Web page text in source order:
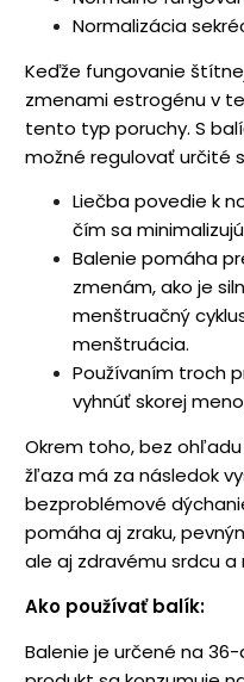
Normalizácia
Keďže fungovanie
zmenami estrogénu v
tento typ poruchy. S
možné regulovať určité
Liečba povedie k
čím sa
Balenie pomáha
zmenám, ako je
menštruačný
menštruácia.
Používaním troch
vyhnúť skorej
Okrem toho, bez
žľaza má za následok
bezproblémové
pomáha aj zraku,
ale aj zdravému srdcu a
Ako používať balík:
Balenie je určené na